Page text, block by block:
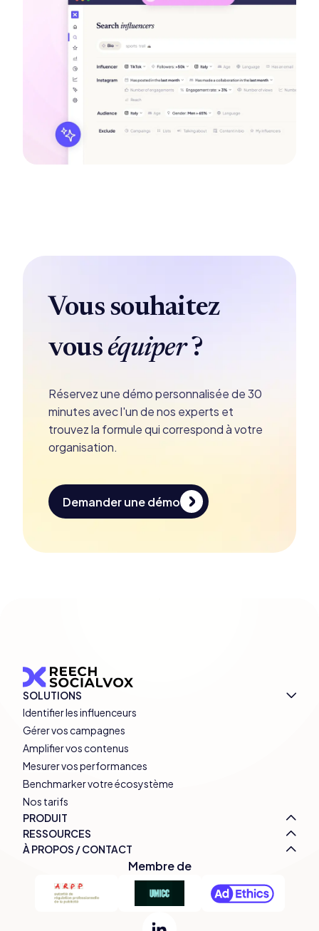
disposent d'une vision unifiée et actualisée
en temps réel.
Vous souhaitez
vouséquiper?
Réservez une démo personnalisée de 30
minutes avec l'un de nos experts et
trouvez la formule qui correspond à votre
organisation.
Demander une démo
SOLUTIONS
Identifier les influenceurs
Gérer vos campagnes
Amplifier vos contenus
Mesurer vos performances
Benchmarker votre écosystème
Nos tarifs
PRODUIT
RESSOURCES
À PROPOS / CONTACT
Membre de